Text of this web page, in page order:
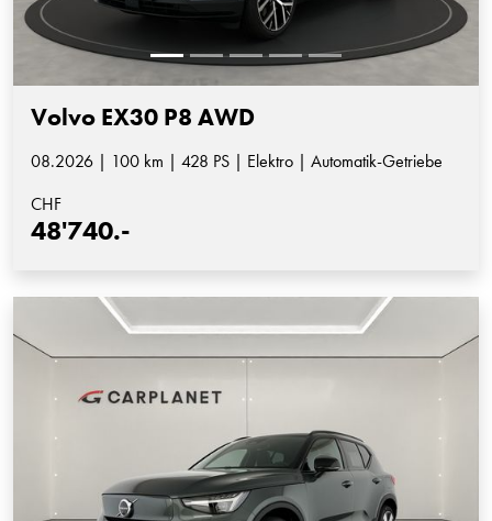
Volvo EX30 P8 AWD
08.2026 | 100 km | 428 PS | Elektro | Automatik-Getriebe
CHF
48'740.-